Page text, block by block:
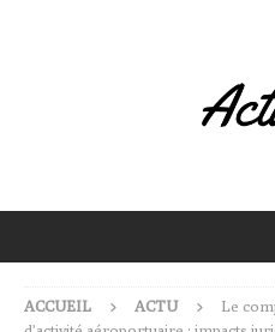
ACCUEIL ACTU
Le